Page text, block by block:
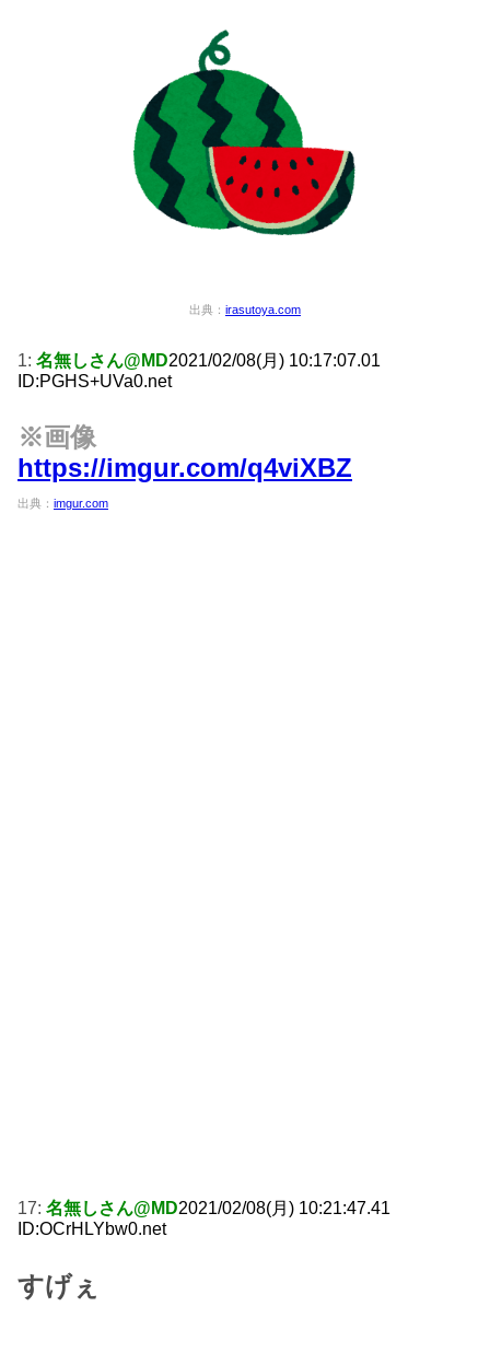
出典： irasutoya.com
1: 名無しさん@MD2021/02/08(月) 10:17:07.01
ID:PGHS+UVa0.net
※画像
https://imgur.com/q4viXBZ
出典： imgur.com
17: 名無しさん@MD2021/02/08(月) 10:21:47.41
ID:OCrHLYbw0.net
すげぇ